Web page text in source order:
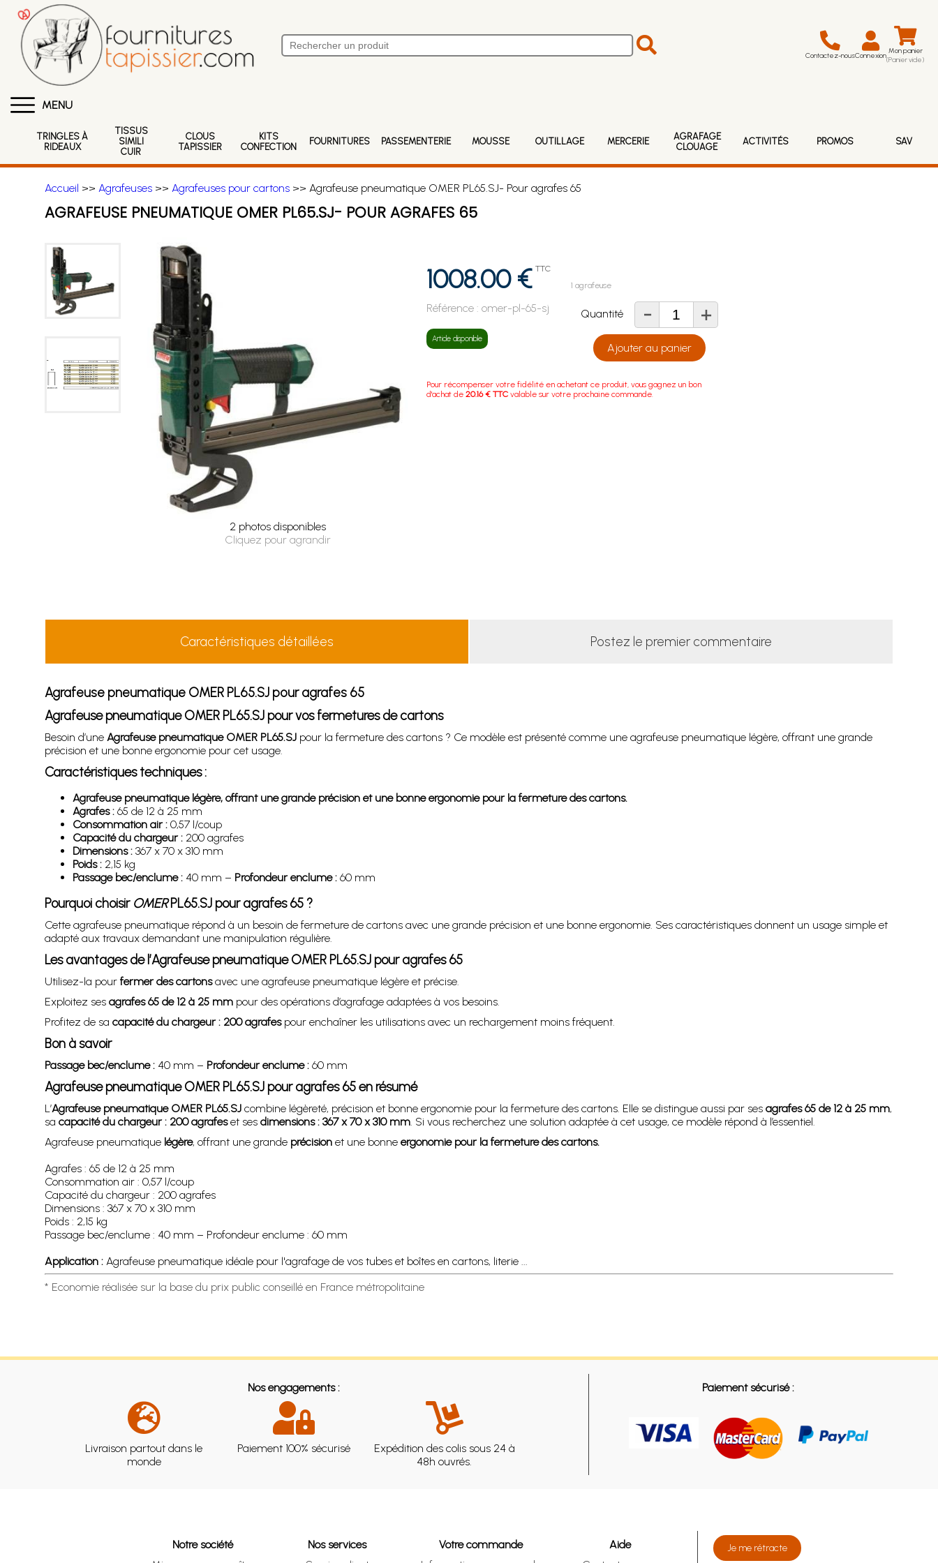
Contactez-nousConnexion Mon panier
(Panier vide)
MENU
TRINGLES À
RIDEAUX
TISSUS
SIMILI
CUIR
CLOUS
TAPISSIER
KITS
CONFECTION
FOURNITURES PASSEMENTERIE MOUSSE OUTILLAGE MERCERIE
AGRAFAGE
CLOUAGE
ACTIVITÉS PROMOS SAV
Accueil >> Agrafeuses>> Agrafeuses pour cartons>> Agrafeuse pneumatique OMER PL65.SJ- Pour agrafes 65
AGRAFEUSE PNEUMATIQUE OMER PL65.SJ- POUR AGRAFES 65
2 photos disponibles
Cliquez pour agrandir
1008.00 € TTC
1 agrafeuse
Référence :omer-pl-65-sj
Article disponible
Quantité - +
Ajouter au panier
Pour récompenser votre fidélité en achetant ce produit, vous gagnez un bon
d'achat de20.16 € TTC valable sur votre prochaine commande.
Caractéristiques détaillées Postez le premier commentaire
Agrafeuse pneumatique OMER PL65.SJ pour agrafes 65
Agrafeuse pneumatique OMER PL65.SJ pour vos fermetures de cartons
Besoin d’une Agrafeuse pneumatique OMER PL65.SJpour la fermeture des cartons ? Ce modèle est présenté comme une agrafeuse pneumatique légère, offrant une grande
précision et une bonne ergonomie pour cet usage.
Caractéristiques techniques :
Agrafeuse pneumatique légère, offrant une grande précision et une bonne ergonomie pour la fermeture des cartons.
Agrafes :65 de 12 à 25 mm
Consommation air :0,57 l/coup
Capacité du chargeur :200 agrafes
Dimensions :367 x 70 x 310 mm
Poids :2,15 kg
Passage bec/enclume :40 mm – Profondeur enclume :60 mm
Pourquoi choisir OMERPL65.SJ pour agrafes 65 ?
Cette agrafeuse pneumatique répond à un besoin de fermeture de cartons avec une grande précision et une bonne ergonomie. Ses caractéristiques donnent un usage simple et
adapté aux travaux demandant une manipulation régulière.
Les avantages de l’Agrafeuse pneumatique OMER PL65.SJ pour agrafes 65
Utilisez-la pour fermer des cartonsavec une agrafeuse pneumatique légère et précise.
Exploitez ses agrafes 65 de 12 à 25 mmpour des opérations d’agrafage adaptées à vos besoins.
Profitez de sa capacité du chargeur : 200 agrafespour enchaîner les utilisations avec un rechargement moins fréquent.
Bon à savoir
Passage bec/enclume :40 mm – Profondeur enclume :60 mm
Agrafeuse pneumatique OMER PL65.SJ pour agrafes 65 en résumé
L’Agrafeuse pneumatique OMER PL65.SJcombine légèreté, précision et bonne ergonomie pour la fermeture des cartons. Elle se distingue aussi par ses agrafes 65 de 12 à 25 mm,
sa capacité du chargeur : 200 agrafeset ses dimensions : 367 x 70 x 310 mm. Si vous recherchez une solution adaptée à cet usage, ce modèle répond à l’essentiel.
Agrafeuse pneumatique légère, offrant une grande précisionet une bonne ergonomie pour la fermeture des cartons.
Agrafes : 65 de 12 à 25 mm
Consommation air : 0,57 l/coup
Capacité du chargeur : 200 agrafes
Dimensions : 367 x 70 x 310 mm
Poids : 2,15 kg
Passage bec/enclume : 40 mm – Profondeur enclume : 60 mm
Application :Agrafeuse pneumatique idéale pour l'agrafage de vos tubes et boîtes en cartons, literie ...
* Economie réalisée sur la base du prix public conseillé en France métropolitaine
Nos engagements :
Livraison partout dans le
monde
Paiement 100% sécurisé
Expédition des colis sous 24 à
48h ouvrés.
Paiement sécurisé :
Notre société
Nos services
Votre commande
Aide
Je me rétracte